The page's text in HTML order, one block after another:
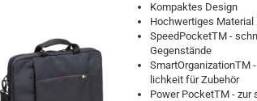
Kom­pak­tes De­sign
Hoch­wer­ti­ges Ma­te­ri­al
Speed­Po­cketTM -
Ge­gen­stän­de
SmartOr­ga­niza­ti­onTM
lich­keit für Zu­be­hör
Power Po­cketTM -